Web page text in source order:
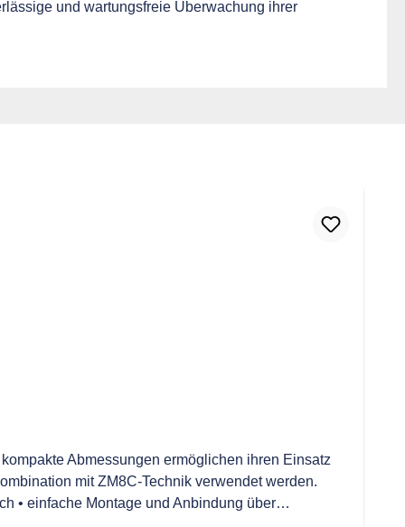
und wartungsfreie Überwachung ihrer
Abmessungen ermöglichen ihren Einsatz
mit ZM8C-Technik verwendet werden.
• einfache Montage und Anbindung über